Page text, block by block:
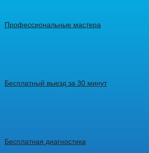
Профессиональные мастера
Бесплатный выезд за 30 минут
Бесплатная диагностика